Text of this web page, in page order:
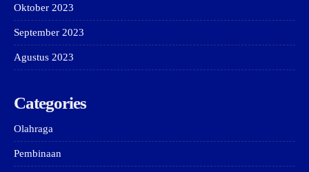
Oktober 2023
September 2023
Agustus 2023
Categories
Olahraga
Pembinaan